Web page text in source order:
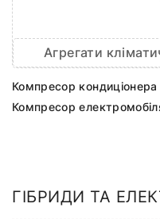
Агрегати
Компресор кондиціонера
Компресор
ГІБРИДИ ТА